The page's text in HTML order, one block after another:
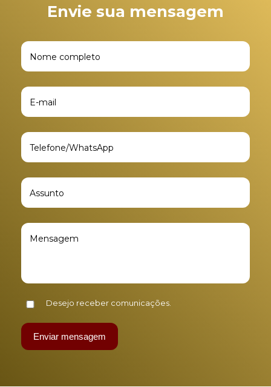
Envie sua mensagem
Desejo receber comunicações.